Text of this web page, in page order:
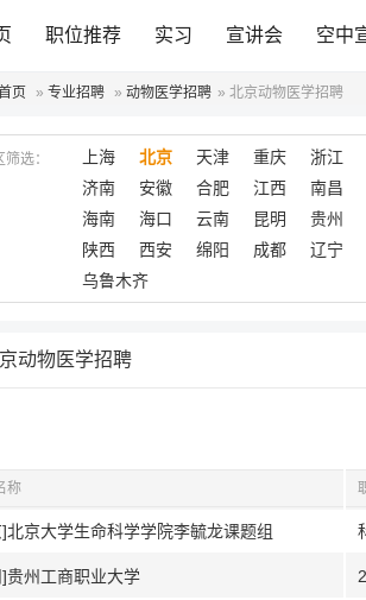
职位推荐 实习 宣讲会 空中
页 » 专业招聘 » 动物医学招聘 » 北京动物医学招聘
选： 上海 北京 天津 重庆
浙江
济南
安徽 合肥 江西
南昌
海南
海口 云南 昆明
贵州
陕西
西安 绵阳 成都
辽宁
乌鲁木齐
动物医学招聘
称
北京大学生命科学学院李毓龙课题组
贵州工商职业大学